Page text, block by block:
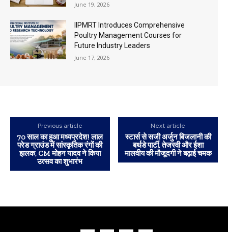
June 19, 2026
IIPMRT Introduces Comprehensive
Poultry Management Courses for
Future Industry Leaders
June 17, 2026
Previous article
70 साल का हुआ मध्यप्रदेश! लाल
परेड ग्राउंड में सांस्कृतिक रंगों की
झलक, CM मोहन यादव ने किया
उत्सव का शुभारंभ
Next article
स्टार्स से सजी अर्जुन बिजलानी की
बर्थडे पार्टी, तेजस्वी और ईशा
मालवीय की मौजूदगी ने बढ़ाई चमक